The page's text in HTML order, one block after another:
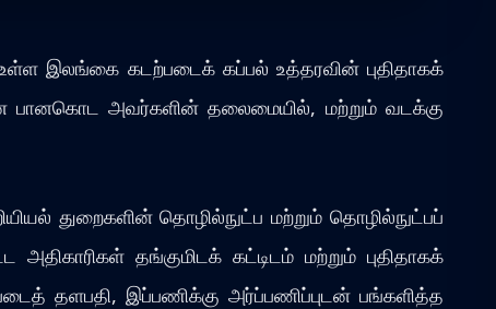
இலங்கை கடற்படைக் கப்பல் உத்தரவின் புதிதாகக்
பானகொட அவர்களின் தலைமையில், மற்றும் வடக்கு
துறைகளின் தொழில்நுட்ப மற்றும் தொழில்நுட்பப்
தங்குமிடக் கட்டிடம் மற்றும் புதிதாகக்
தளபதி, இப்பணிக்கு அர்ப்பணிப்புடன் பங்களித்த